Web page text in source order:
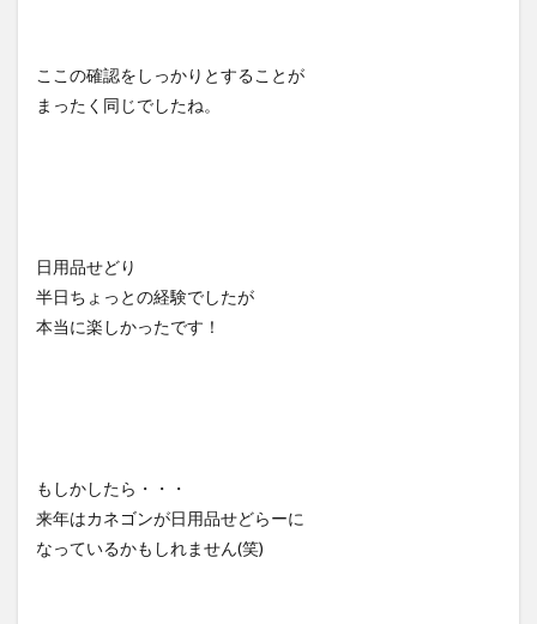
ここの確認をしっかりとすることが
まったく同じでしたね。
日用品せどり
半日ちょっとの経験でしたが
本当に楽しかったです！
もしかしたら・・・
来年はカネゴンが日用品せどらーに
なっているかもしれません(笑)